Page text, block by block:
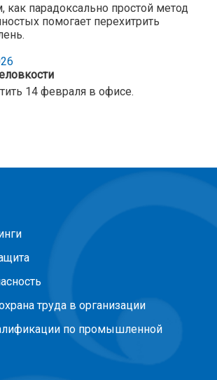
как парадоксально простой метод
помогает перехитрить
14 февраля в офисе.
труда в организации
по промышленной